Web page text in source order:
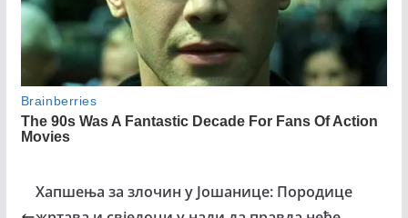
Хапшења за злочин у Јошанице: Породице